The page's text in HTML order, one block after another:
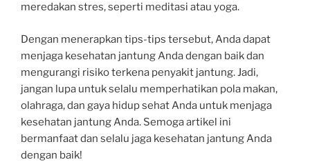
meredakan stres, seperti meditasi atau yoga.
Dengan menerapkan tips-tips tersebut, Anda dapat
menjaga kesehatan jantung Anda dengan baik dan
mengurangi risiko terkena penyakit jantung. Jadi,
jangan lupa untuk selalu memperhatikan pola makan,
olahraga, dan gaya hidup sehat Anda untuk menjaga
kesehatan jantung Anda. Semoga artikel ini
bermanfaat dan selalu jaga kesehatan jantung Anda
dengan baik!